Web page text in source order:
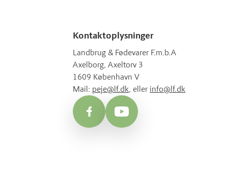
Kontaktoplysninger
Landbrug & Fødevarer F.m.b.A
Axelborg, Axeltorv 3
1609 København V
Mail: peje@lf.dk, eller info@lf.dk
FacebookYouTube